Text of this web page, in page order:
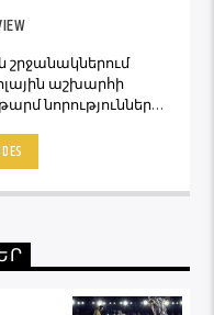
շրջանակներում
աշխարհի
նորությունները,
եթերին եւ
միջոցով մշտապես
կիզակետում։